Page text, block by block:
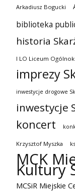
Arkadiusz Bogucki
biblioteka
historia
I LO Liceum
imprezy
inwestycje drogowe
inwestycje
koncert
Krzysztof Myszka
MCK
Kultury
MCSiR Miejskie